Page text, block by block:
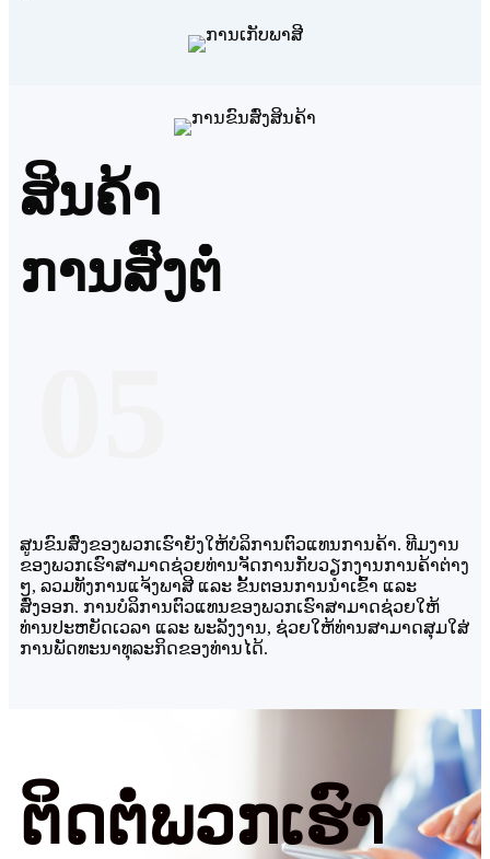
ສິນຄ້າ
ການສົ່ງຕໍ່
ສູນຂົນສົ່ງຂອງພວກເຮົາຍັງໃຫ້ບໍລິການຕົວແທນການຄ້າ. ທີມງານ
ຂອງພວກເຮົາສາມາດຊ່ວຍທ່ານຈັດການກັບວຽກງານການຄ້າຕ່າງ
ໆ, ລວມທັງການແຈ້ງພາສີ ແລະ ຂັ້ນຕອນການນໍາເຂົ້າ ແລະ
ສົ່ງອອກ. ການບໍລິການຕົວແທນຂອງພວກເຮົາສາມາດຊ່ວຍໃຫ້
ທ່ານປະຫຍັດເວລາ ແລະ ພະລັງງານ, ຊ່ວຍໃຫ້ທ່ານສາມາດສຸມໃສ່
ການພັດທະນາທຸລະກິດຂອງທ່ານໄດ້.
ຕິດຕໍ່ພວກເຮົາ